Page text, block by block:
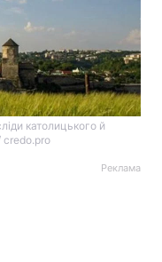
католицького й
credo.pro
Реклама